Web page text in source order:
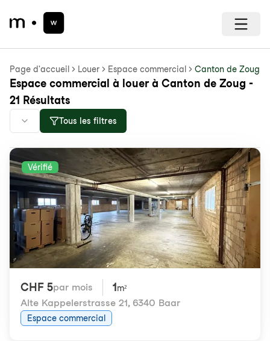
Page d'accueil Louer Espace commercial Canton de Zoug
Espace commercial à louer à Canton de Zoug -
21 Résultats
Tous les filtres
Vérifié
CHF 5par mois 1 m²
Alte Kappelerstrasse 21, 6340 Baar
Espace commercial